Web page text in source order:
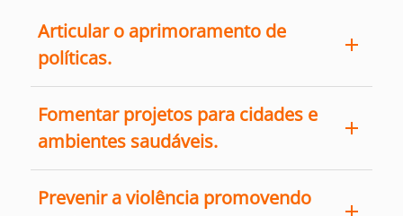
Articular o aprimoramento de
políticas.
Fomentar projetos para cidades e
ambientes saudáveis.
Prevenir a violência promovendo